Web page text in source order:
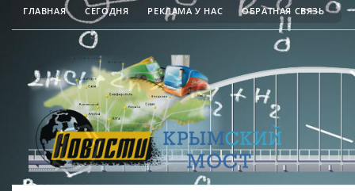
ГЛАВНАЯ СЕГОДНЯ РЕКЛАМА У НАС ОБРАТНАЯ СВЯЗЬ